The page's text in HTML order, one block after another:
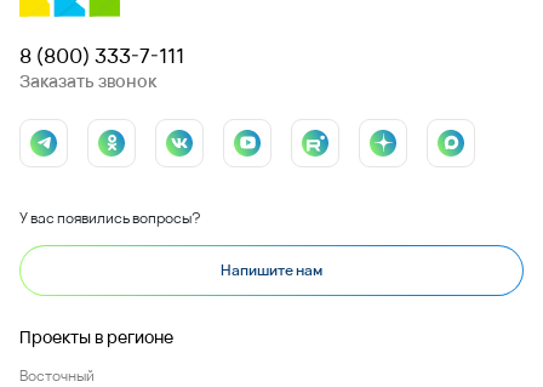
8 (800) 333-7-111
Заказать звонок
У вас появились вопросы?
Напишите нам
Проекты в регионе
Восточный